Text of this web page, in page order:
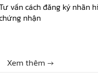
vấn cách đăng ký nhãn
nhận
Xem thêm →